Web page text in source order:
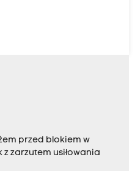
przed blokiem w
z zarzutem usiłowania